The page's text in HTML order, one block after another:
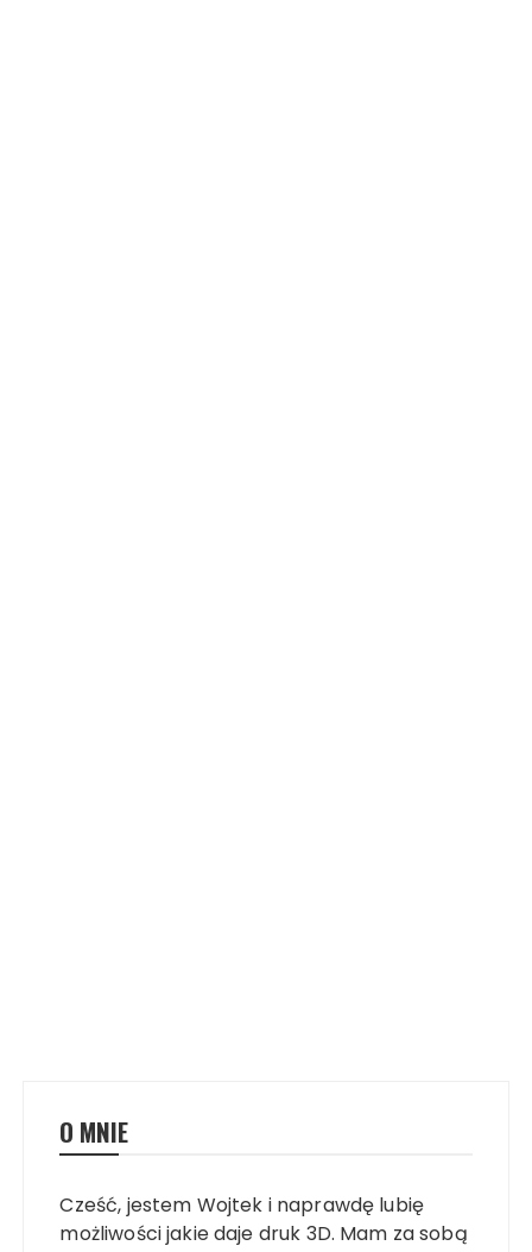
O MNIE
Cześć, jestem Wojtek i naprawdę lubię
możliwości jakie daje druk 3D. Mam za sobą